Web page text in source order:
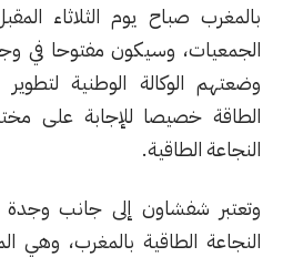
بالمغرب صباح يوم الثلاثاء
الجمعيات، وسيكون مفتوحا في
وضعتهم الوكالة الوطنية
الطاقة خصيصا للإجابة على
النجاعة الطاقية.
وتعتبر شفشاون إلى جانب وجدة
النجاعة الطاقية بالمغرب، وهي